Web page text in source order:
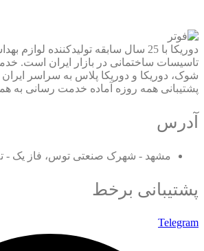
دوریکا با 25 سال سابقه تولیدکننده
شوک، دوریکا و دوریکا پلاس به سراسر
پشتیبانی همه روزه آماده خدمت رسانی به
آدرس
مشهد - شهرک صنعتی توس، فاز یک -
پشتیبانی برخط
Telegram